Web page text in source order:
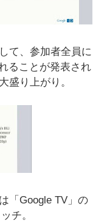
て、参加者全員に
ることが発表され
盛り上がり。
「Google TV」の
チ。